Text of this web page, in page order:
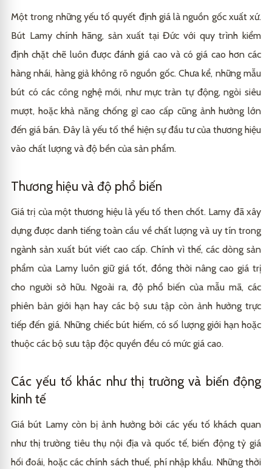
Một trong những yếu tố quyết định giá là nguồn gốc xuất xứ.
Bút Lamy chính hãng, sản xuất tại Đức với quy trình kiểm
định chặt chẽ luôn được đánh giá cao và có giá cao hơn các
hàng nhái, hàng giả không rõ nguồn gốc. Chưa kể, những mẫu
bút có các công nghệ mới, như mực tràn tự động, ngòi siêu
mượt, hoặc khả năng chống gỉ cao cấp cũng ảnh hưởng lớn
đến giá bán. Đây là yếu tố thể hiện sự đầu tư của thương hiệu
vào chất lượng và độ bền của sản phẩm.
Thương hiệu và độ phổ biến
Giá trị của một thương hiệu là yếu tố then chốt. Lamy đã xây
dựng được danh tiếng toàn cầu về chất lượng và uy tín trong
ngành sản xuất bút viết cao cấp. Chính vì thế, các dòng sản
phẩm của Lamy luôn giữ giá tốt, đồng thời nâng cao giá trị
cho người sở hữu. Ngoài ra, độ phổ biến của mẫu mã, các
phiên bản giới hạn hay các bộ sưu tập còn ảnh hưởng trực
tiếp đến giá. Những chiếc bút hiếm, có số lượng giới hạn hoặc
thuộc các bộ sưu tập độc quyền đều có mức giá cao.
Các yếu tố khác như thị trường và biến động
kinh tế
Giá bút Lamy còn bị ảnh hưởng bởi các yếu tố khách quan
như thị trường tiêu thụ nội địa và quốc tế, biến động tỷ giá
hối đoái, hoặc các chính sách thuế, phí nhập khẩu. Những thời